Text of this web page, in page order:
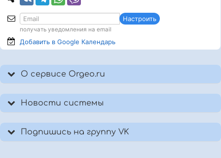
Настроить
получать уведомления на email
Добавить в Google Календарь
О сервисе Orgeo.ru
Новости системы
Подпишись на группу VK